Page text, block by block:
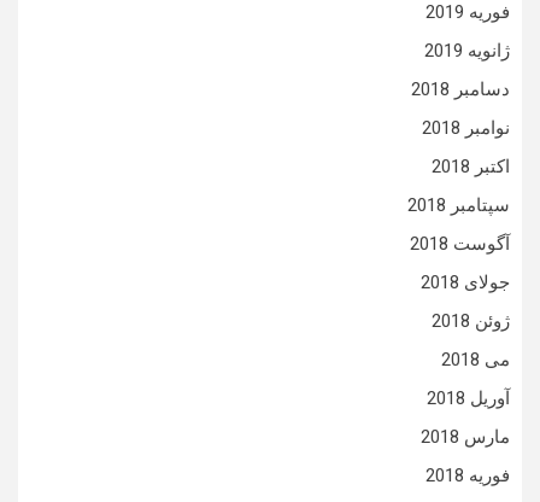
فوریه 2019
ژانویه 2019
دسامبر 2018
نوامبر 2018
اکتبر 2018
سپتامبر 2018
آگوست 2018
جولای 2018
ژوئن 2018
می 2018
آوریل 2018
مارس 2018
فوریه 2018